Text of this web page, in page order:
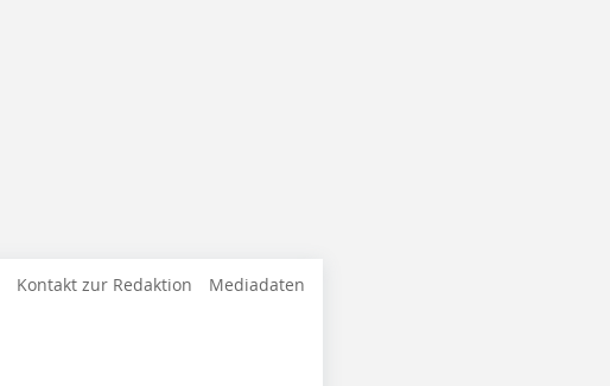
Kontakt zur Redaktion Mediadaten